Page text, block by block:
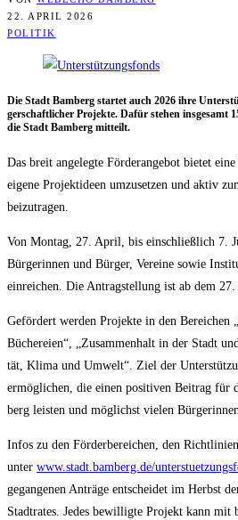
22. APRIL 2026
POLITIK
Die Stadt Bam­berg star­tet auch 2026 ihre
ger­schaft­li­cher Pro­jek­te. Dafür ste­hen ins­ge­samt
die Stadt Bam­berg mitteilt.
Das breit ange­leg­te För­der­an­ge­bot bie­tet
eige­ne Pro­jekt­ideen umzu­set­zen und aktiv
beizutragen.
Von Mon­tag, 27. April, bis ein­schließ­lich 7.
Bür­ge­rin­nen und Bür­ger, Ver­ei­ne sowie
ein­rei­chen. Die Antrag­stel­lung ist ab dem
Geför­dert wer­den Pro­jek­te in den Berei­chen
Büche­rei­en“, „Zusam­men­halt in der Stadt
tät, Kli­ma und Umwelt“. Ziel der
ermög­li­chen, die einen posi­ti­ven Bei­trag für
berg leis­ten und mög­lichst vie­len
Infos zu den För­der­be­rei­chen, den
unter www.stadt.bamberg.de/
ge­gan­ge­nen Anträ­ge ent­schei­det im Herbst
Stadt­ra­tes. Jedes bewil­lig­te Pro­jekt kann